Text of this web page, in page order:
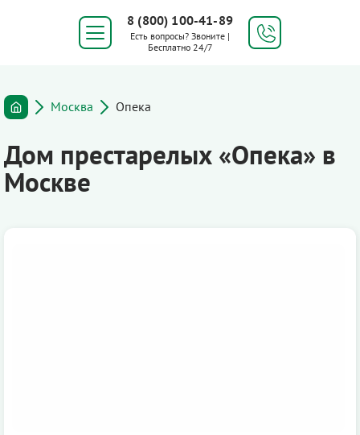
8 (800) 100-41-89
Есть вопросы? Звоните |
Бесплатно 24/7
Москва Опека
Дом престарелых «Опека» в
Москве